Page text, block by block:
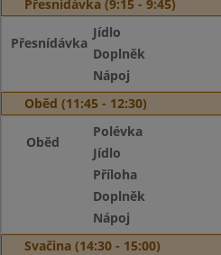
Přesnídávka (9:15 - 9:45)
Přesnídávka
Jídlo
Doplněk
Nápoj
Oběd (11:45 - 12:30)
Oběd
Polévka
Jídlo
Příloha
Doplněk
Nápoj
Svačina (14:30 - 15:00)